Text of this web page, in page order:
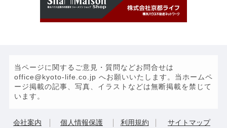
当ページに関するご意見・質問などお問合せは
office@kyoto-life.co.jp へお願いいたします。当ホームペ
ージ掲載の記事、写真、イラストなどは無断掲載を禁じて
います。
会社案内 個人情報保護 利用規約 サイトマップ